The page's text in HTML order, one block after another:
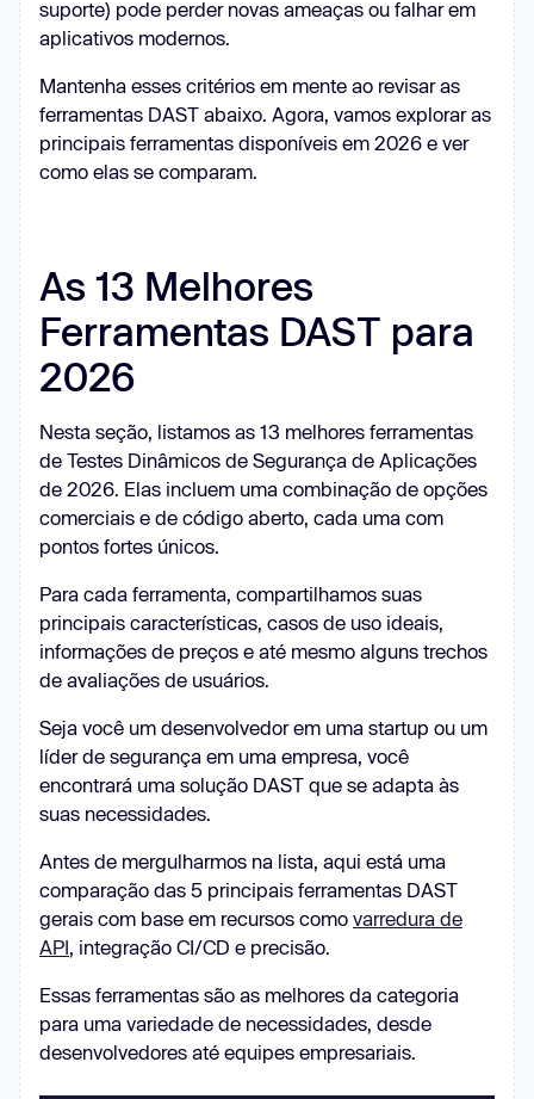
suporte) pode perder novas ameaças ou falhar em
aplicativos modernos.
Mantenha esses critérios em mente ao revisar as
ferramentas DAST abaixo. Agora, vamos explorar as
principais ferramentas disponíveis em 2026 e ver
como elas se comparam.
As 13 Melhores
Ferramentas DAST para
2026
Nesta seção, listamos as 13 melhores ferramentas
de Testes Dinâmicos de Segurança de Aplicações
de 2026. Elas incluem uma combinação de opções
comerciais e de código aberto, cada uma com
pontos fortes únicos.
Para cada ferramenta, compartilhamos suas
principais características, casos de uso ideais,
informações de preços e até mesmo alguns trechos
de avaliações de usuários.
Seja você um desenvolvedor em uma startup ou um
líder de segurança em uma empresa, você
encontrará uma solução DAST que se adapta às
suas necessidades.
Antes de mergulharmos na lista, aqui está uma
comparação das 5 principais ferramentas DAST
gerais com base em recursos como varredura de
API, integração CI/CD e precisão.
Essas ferramentas são as melhores da categoria
para uma variedade de necessidades, desde
desenvolvedores até equipes empresariais.